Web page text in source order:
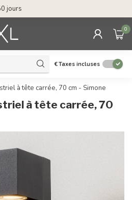
jours
0
€Taxes incluses
à tête carrée, 70 cm - Simone
à tête carrée, 70